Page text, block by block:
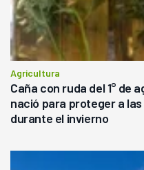
Agricultura
Caña con ruda del 1° de
nació para proteger a
durante el invierno